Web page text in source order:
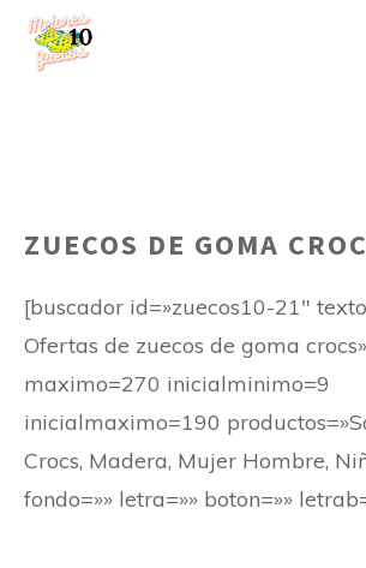
Saltar
ZUECOS DE GOMA
[buscador id=»zuecos10-21″
Ofertas de zuecos de goma
maximo=270 inicialminimo=9
inicialmaximo=190
Crocs, Madera, Mujer Hombre,
fondo=»» letra=»» boton=»»